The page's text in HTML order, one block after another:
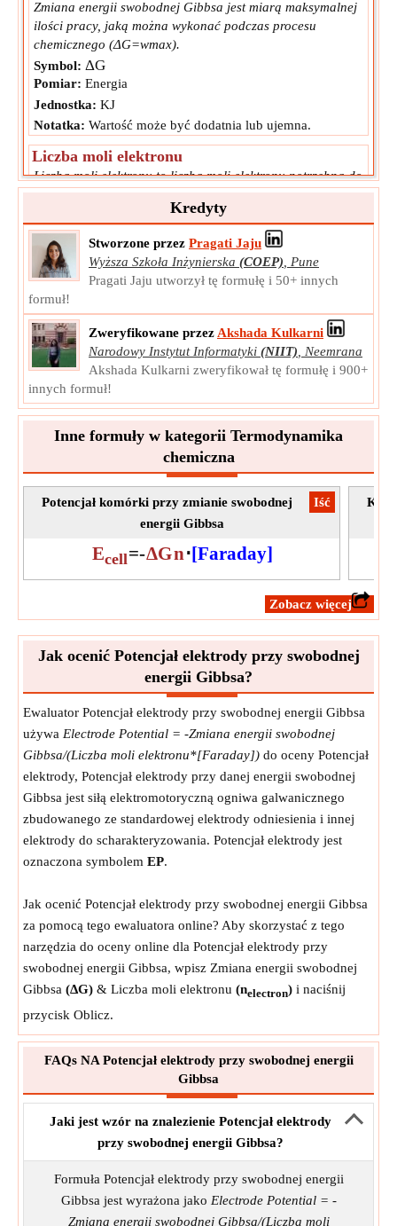
Zmiana energii swobodnej Gibbsa jest miarą maksymalnej
ilości pracy, jaką można wykonać podczas procesu
chemicznego (ΔG=wmax).
Symbol: ΔG
Pomiar: Energia
Jednostka: KJ
Notatka: Wartość może być dodatnia lub ujemna.
Liczba moli elektronu
Liczba moli elektronu to liczba moli elektronu potrzebna do
zużycia lub wytworzenia określonej ilości substancji.
electron
Pomiar:
NA
Jednostka:Unitless
Notatka:
Wartość może być dodatnia lub ujemna.
Kredyty
Stworzone przez Pragati Jaju
Wyższa Szkoła Inżynierska (COEP), Pune
Pragati Jaju utworzył tę formułę i 50+ innych
formuł!
Zweryfikowane przezAkshada Kulkarni
Narodowy Instytut Informatyki (NIIT), Neemrana
Akshada Kulkarni zweryfikował tę formułę i 900+
innych formuł!
Inne formuły w kategorii Termodynamika
chemiczna
​Iść
Potencjał komórki przy zmianie swobodnej
energii Gibbsa
Ecell=-ΔGn⋅[Faraday]
​Zobacz więcej
Jak ocenić Potencjał elektrody przy swobodnej
energii Gibbsa?
Ewaluator Potencjał elektrody przy swobodnej energii Gibbsa
używa Electrode Potential = -Zmiana energii swobodnej
Gibbsa/(Liczba moli elektronu*[Faraday]) do oceny Potencjał
elektrody, Potencjał elektrody przy danej energii swobodnej
Gibbsa jest siłą elektromotoryczną ogniwa galwanicznego
zbudowanego ze standardowej elektrody odniesienia i innej
elektrody do scharakteryzowania. Potencjał elektrody jest
oznaczona symbolem EP.
Jak ocenić Potencjał elektrody przy swobodnej energii Gibbsa
za pomocą tego ewaluatora online? Aby skorzystać z tego
narzędzia do oceny online dla Potencjał elektrody przy
swobodnej energii Gibbsa, wpisz Zmiana energii swobodnej
Gibbsa (ΔG) & Liczba moli elektronu (nelectron) i naciśnij
przycisk Oblicz.
FAQs NA Potencjał elektrody przy swobodnej energii
Gibbsa
Jaki jest wzór na znalezienie Potencjał elektrody
przy swobodnej energii Gibbsa?
Formuła Potencjał elektrody przy swobodnej energii
Gibbsa jest wyrażona jako Electrode Potential = -
Zmiana energii swobodnej Gibbsa/(Liczba moli